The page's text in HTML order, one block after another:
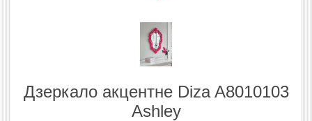
Дзеркало акцентне Diza A8010103
Ashley